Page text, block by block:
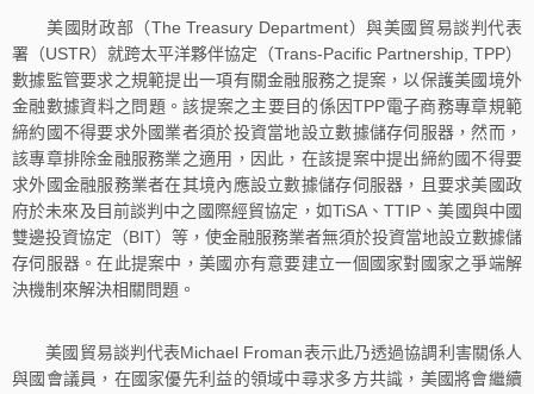
美國財政部（The Treasury Department）與美國貿易談判代表
署（USTR）就跨太平洋夥伴協定（Trans-Pacific Partnership, TPP）
數據監管要求之規範提出一項有關金融服務之提案，以保護美國境外
金融數據資料之問題。該提案之主要目的係因TPP電子商務專章規範
締約國不得要求外國業者須於投資當地設立數據儲存伺服器，然而，
該專章排除金融服務業之適用，因此，在該提案中提出締約國不得要
求外國金融服務業者在其境內應設立數據儲存伺服器，且要求美國政
府於未來及目前談判中之國際經貿協定，如TiSA、TTIP、美國與中國
雙邊投資協定（BIT）等，使金融服務業者無須於投資當地設立數據儲
存伺服器。在此提案中，美國亦有意要建立一個國家對國家之爭端解
決機制來解決相關問題。
美國貿易談判代表Michael Froman表示此乃透過協調利害關係人
與國會議員，在國家優先利益的領域中尋求多方共識，美國將會繼續